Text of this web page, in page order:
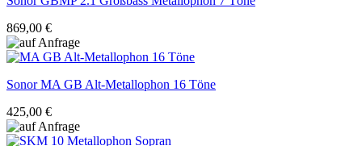
869,00 €
SonorMA GB Alt-Metallophon 16 Töne
425,00 €